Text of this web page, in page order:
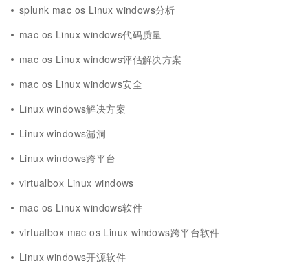
splunk mac os Linux windows分析
mac os Linux windows代码质量
mac os Linux windows评估解决方案
mac os Linux windows安全
Linux windows解决方案
Linux windows漏洞
Linux windows跨平台
virtualbox Linux windows
mac os Linux windows软件
virtualbox mac os Linux windows跨平台软件
Linux windows开源软件